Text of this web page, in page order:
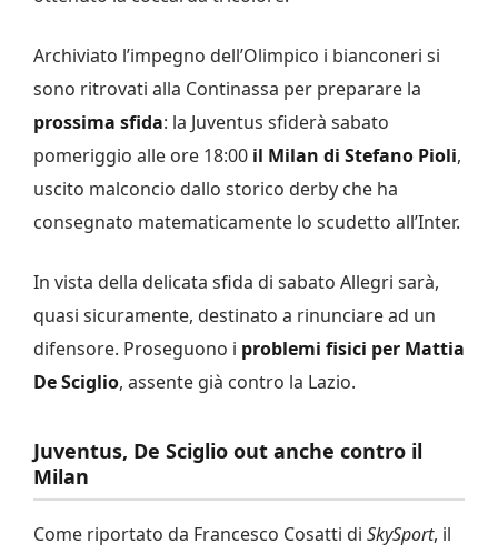
Archiviato l’impegno dell’Olimpico i bianconeri si
sono ritrovati alla Continassa per preparare la
prossima sfida: la Juventus sfiderà sabato
pomeriggio alle ore 18:00 il Milan di Stefano Pioli,
uscito malconcio dallo storico derby che ha
consegnato matematicamente lo scudetto all’Inter.
In vista della delicata sfida di sabato Allegri sarà,
quasi sicuramente, destinato a rinunciare ad un
difensore. Proseguono i problemi fisici per Mattia
De Sciglio, assente già contro la Lazio.
Juventus, De Sciglio out anche contro il
Milan
Come riportato da Francesco Cosatti di SkySport, il